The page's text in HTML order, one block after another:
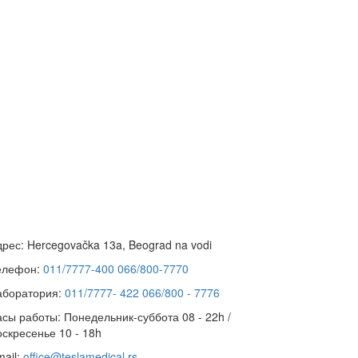
Hercegovačka 13a, Beograd na vodi
011/7777-400 066/800-7770
011/7777- 422 066/800 - 7776
работы: Понедельник-суббота 08 - 22h /
10 - 18h